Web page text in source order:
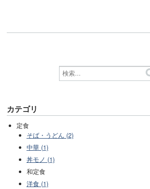
カテゴリ
定食
そば・うどん (2)
中華 (1)
丼モノ (1)
和定食
洋食 (1)